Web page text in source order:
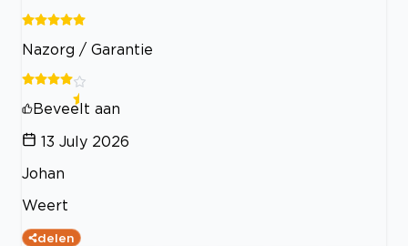
Nazorg / Garantie
Beveelt aan
13 July 2026
Johan
Weert
delen